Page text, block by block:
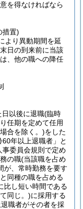
を得なければなら
措置)
より異動期間を延
日の到来前に当該
、他の職への降任
以後に退職(臨時
任期を定めて任用
合を除く。)をした
年以上退職者」と
委員会規則で定め
の職(当該職を占め
が、常時勤務を要す
同種の職を占める
比し短い時間である
同じ。)に採用する
職者がその者を採